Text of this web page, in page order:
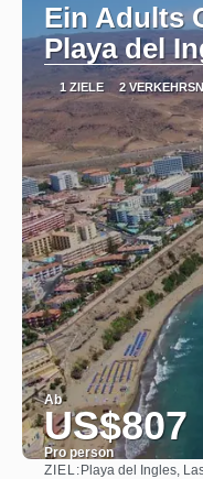
Ein Adults
Playa del
1 ZIELE 2
Ab
US$807
Pro person
ZIEL: Playa del Ingles,